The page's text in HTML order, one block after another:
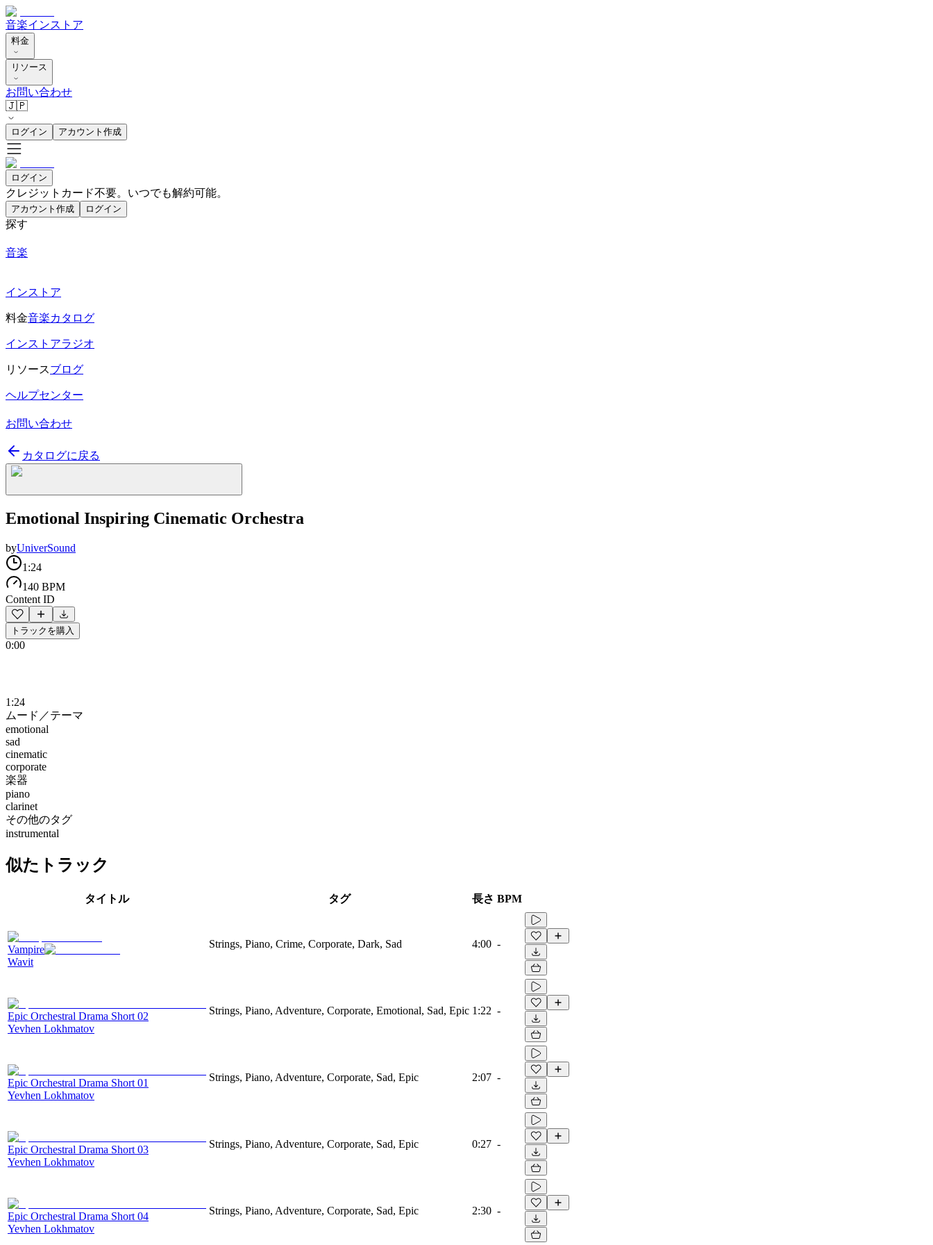
音楽インストア
料金
リソース
お問い合わせ
🇯🇵
ログイン アカウント作成
ログイン
クレジットカード不要。いつでも解約可能。
アカウント作成 ログイン
探す
音楽
インストア
料金音楽カタログ
インストアラジオ
リソースブログ
ヘルプセンター
お問い合わせ
カタログに戻る
Emotional Inspiring Cinematic Orchestra
byUniverSound
1:24
140 BPM
Content ID
トラックを購入
0:00
1:24
ムード／テーマ
emotional
sad
cinematic
corporate
楽器
piano
clarinet
その他のタグ
instrumental
似たトラック
タイトル タグ 長さ BPM
Vampire
Wavit
Strings, Piano, Crime, Corporate, Dark, Sad 4:00 -
Epic Orchestral Drama Short 02
Yevhen Lokhmatov
Strings, Piano, Adventure, Corporate, Emotional, Sad, Epic 1:22 -
Epic Orchestral Drama Short 01
Yevhen Lokhmatov
Strings, Piano, Adventure, Corporate, Sad, Epic 2:07 -
Epic Orchestral Drama Short 03
Yevhen Lokhmatov
Strings, Piano, Adventure, Corporate, Sad, Epic 0:27 -
Epic Orchestral Drama Short 04
Yevhen Lokhmatov
Strings, Piano, Adventure, Corporate, Sad, Epic 2:30 -